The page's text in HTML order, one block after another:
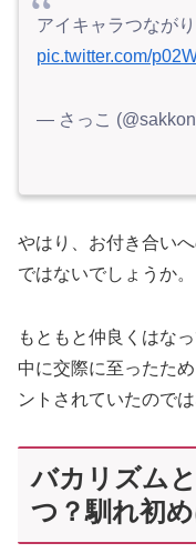
アイキャラつなが
pic.twitter.com/
— さっこ
やはり、お付き合い
ではないでしょうか。
もともと仲良くはな
中に交際に至ったた
ントされていたので
バカリズム
つ？馴れ初